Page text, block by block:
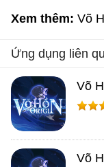
Xem thêm: Võ
Ứng dụng liên
Võ
Võ